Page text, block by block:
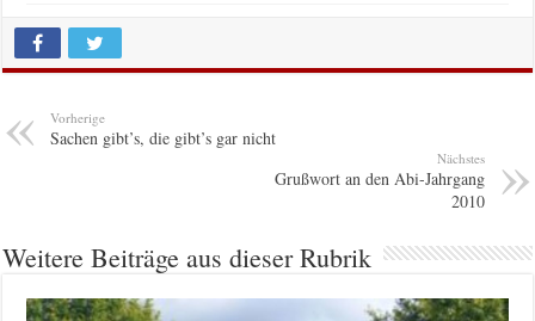
Vorherige
Sachen gibt’s, die gibt’s gar nicht
Nächstes
Grußwort an den Abi-Jahrgang
2010
Weitere Beiträge aus dieser Rubrik